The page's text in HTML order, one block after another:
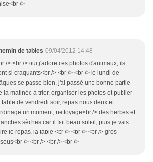
/>
de tables 09/04/2012 14:48
/> <br /> oui j'adore ces photos d'animaux, ils
si craquants<br /> <br /> <br /> le lundi de
se passe bien, j'ai passé une bonne partie
la matinée à trier, organiser les photos et publier
table de vendredi soir, repas nous deux et
un moment, nettoyage<br /> des herbes et
sèches car il fait beau soleil, puis je vais
le repas, la table <br /> <br /> <br /> gros
/> <br /> <br /> <br />